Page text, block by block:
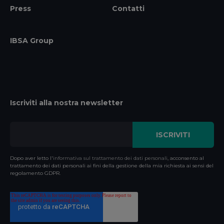
Press Contatti
IBSA Group
Iscriviti alla nostra newsletter
Dopo aver letto l'informativa sul trattamento dei dati personali, acconsento al
trattamento dei dati personali ai fini della gestione della mia richiesta ai sensi del
regolamento GDPR.